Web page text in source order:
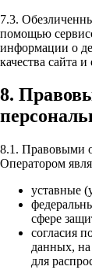
7.3.
помощью
информации о
качества сайта
8.
8.1. Правовыми
Оператором
уставные
сфере
согласия
данных,
для